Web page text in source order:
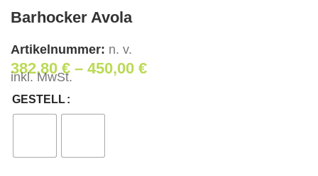
Barhocker Avola
Artikelnummer: n. v.
382,80€ – 450,00 €
inkl. MwSt.
GESTELL